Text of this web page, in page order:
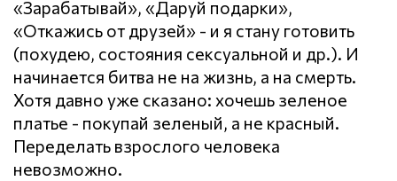
«Зарабатывай», «Даруй подарки»,
«Откажись от друзей» - и я стану готовить
(похудею, состояния сексуальной и др.). И
начинается битва не на жизнь, а на смерть.
Хотя давно уже сказано: хочешь зеленое
платье - покупай зеленый, а не красный.
Переделать взрослого человека
невозможно.